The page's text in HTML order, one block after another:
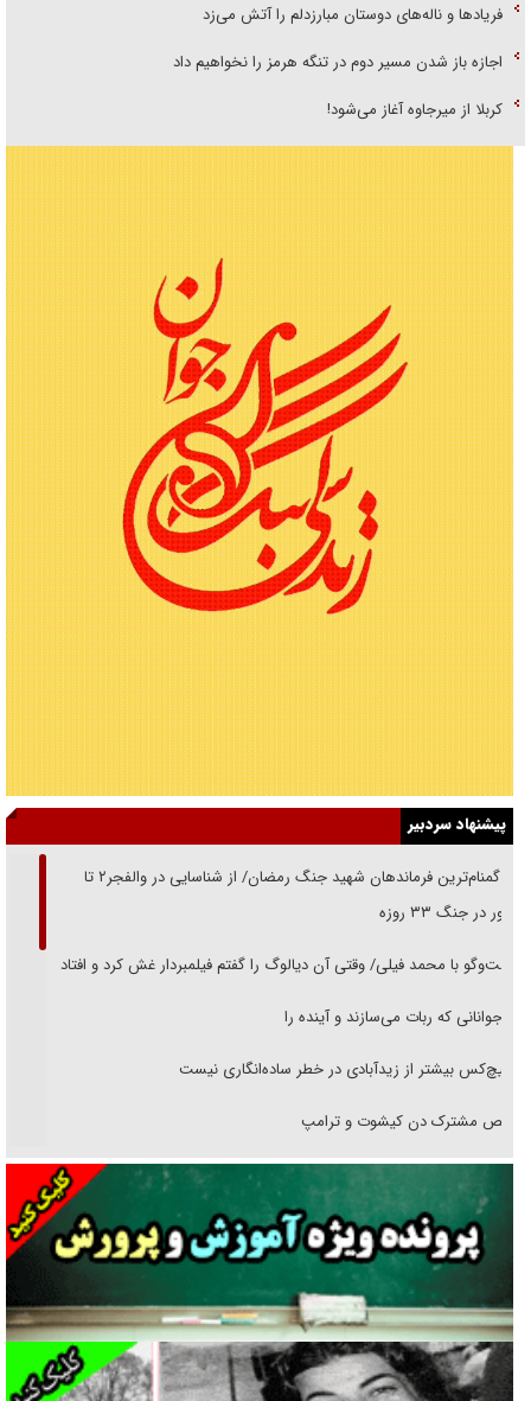
فریاد‌ها و ناله‌های دوستان مبارزدلم را آتش می‌زد
اجازه باز شدن مسیر دوم در تنگه هرمز را نخواهیم داد
کربلا از میرجاوه آغاز می‌شود!
پیشنهاد سردبیر
از گمنام‌ترین فرماندهان شهید جنگ رمضان/ از شناسایی در والفجر۲ تا
حضور در جنگ ۳۳ روزه
گفت‌وگو با محمد فیلی/ وقتی آن دیالوگ را گفتم فیلمبردار غش کرد و افتاد
نوجوانانی که ربات می‌سازند و آینده را
هیچ‌کس بیشتر از زیدآبادی در خطر ساده‌انگاری نیست
رقص مشترک دن کیشوت و ترامپ
دنده دولت به واگذاری مسئله‌دار ایران‌خودرو/ خصوصی‌سازی یا انحصار؟
غریزه‌ی بقا و آقای باقی و رفقا
جراحی‌های زیبایی با مدرک فوق‌دیپلم! + گفت‌وگو با متهم
گفت‌وگو با همسر یکی از شهدای جنگ رمضان/ پیکر بی‌سر شهید را از
انگشت‌های پا شناسایی کردیم